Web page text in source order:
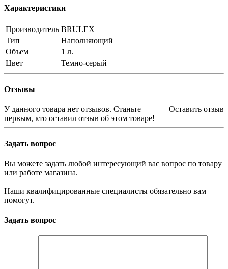
Характеристики
Производитель BRULEX
Тип
Наполняющий
Объем
1 л.
Цвет
Темно-серый
Отзывы
Оставить отзыв
У данного товара нет отзывов. Станьте
первым, кто оставил отзыв об этом товаре!
Задать вопрос
Вы можете задать любой интересующий вас вопрос по товару
или работе магазина.
Наши квалифицированные специалисты обязательно вам
помогут.
Задать вопрос